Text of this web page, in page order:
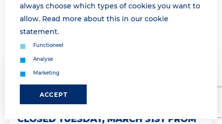
30 March 2026 11:50
GATE GESLOTEN OP DINSDAG 31
MAART VAN 13H00 TOT 16H45 /GATE
CLOSED TUESDAY, MARCH 31ST FROM
always choose which types of cookies you want to
allow. Read more about this in our cookie
statement.
Functioneel
Analyse
Marketing
ACCEPT